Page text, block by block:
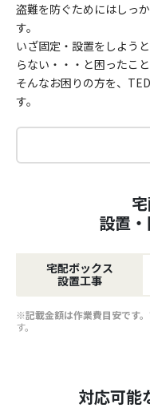
盗難を防ぐためにはしっ
す。
いざ固定・設置をしよう
らない・・・と困ったこ
そんなお困りの方を、
す。
設置
宅配ボックス
設置工事
※記載金額は作業費目安です。
す。
対応可能